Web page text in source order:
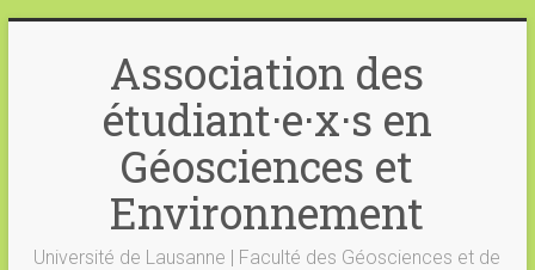
Association des
étudiant·e·x·s en
Géosciences et
Environnement
Université de Lausanne | Faculté des Géosciences et de